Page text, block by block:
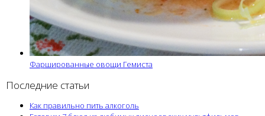
Фаршированные овощи Гемиста
Последние статьи
Как правильно пить алкоголь